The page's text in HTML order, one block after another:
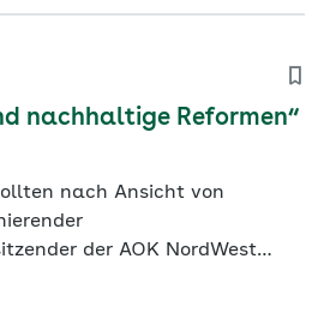
nachhaltige Reformen“
nach Ansicht von
der AOK NordWest